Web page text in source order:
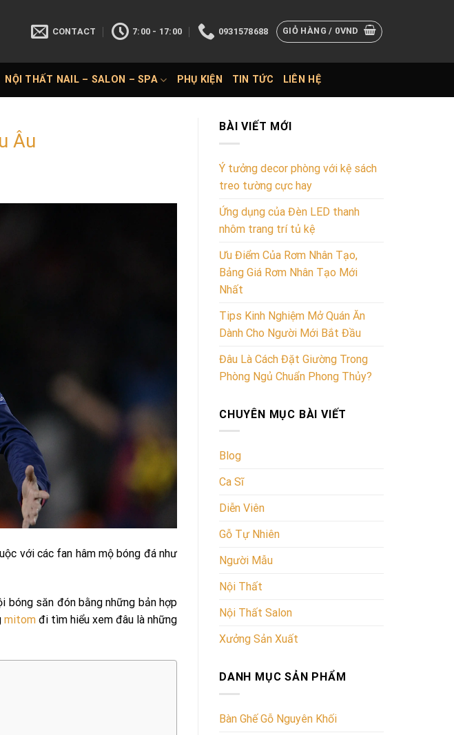
CONTACT 7:00 - 17:00 0931578688 GIỎ HÀNG / 0VND
NỘI THẤT NAIL – SALON – SPA PHỤ KIỆN TIN TỨC LIÊN HỆ
Âu
với các fan hâm mộ bóng đá như
bóng săn đón bằng những bản hợp
mitom đi tìm hiểu xem đâu là những
BÀI VIẾT MỚI
Ý tưởng decor phòng với kệ sách
treo tường cực hay
Ứng dụng của Đèn LED thanh
nhôm trang trí tủ kệ
Ưu Điểm Của Rơm Nhân Tạo,
Bảng Giá Rơm Nhân Tạo Mới
Nhất
Tips Kinh Nghiệm Mở Quán Ăn
Dành Cho Người Mới Bắt Đầu
Đâu Là Cách Đặt Giường Trong
Phòng Ngủ Chuẩn Phong Thủy?
CHUYÊN MỤC BÀI VIẾT
Blog
Ca Sĩ
Diễn Viên
Gỗ Tự Nhiên
Người Mẫu
Nội Thất
Nội Thất Salon
Xưởng Sản Xuất
DANH MỤC SẢN PHẨM
Bàn Ghế Gỗ Nguyên Khối